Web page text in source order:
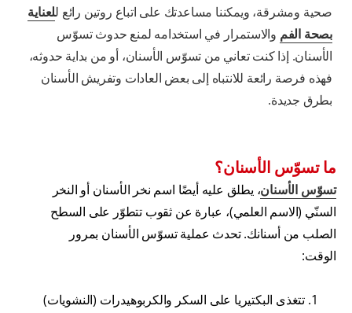
صحية ومشرقة، ويمكننا مساعدتك على اتباع روتين رائع للعناية
بصحة الفم والاستمرار في استخدامه لمنع حدوث تسوّس
الأسنان. إذا كنت تعاني من تسوّس الأسنان، أو من بداية حدوثه،
فهذه فرصة رائعة للانتباه إلى بعض العادات وتفريش الأسنان
بطرق جديدة.
ما تسوّس الأسنان؟
تسوّس الأسنان، يطلق عليه أيضًا اسم نخر الأسنان أو النخر
السنّي (الاسم العلمي)، عبارة عن ثقوب تتطوّر على السطح
الصلب من أسنانك. تحدث عملية تسوّس الأسنان بمرور
الوقت:
تتغذى البكتيريا على السكر والكربوهيدرات (النشويات)